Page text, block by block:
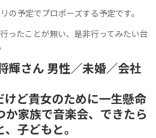
の予定でプロポーズする予定です。
ったことが無い、是非行ってみたい台
輝さん 男性／未婚／会社
けど貴女のために一生懸命
か家族で音楽会、できたら
子どもと。